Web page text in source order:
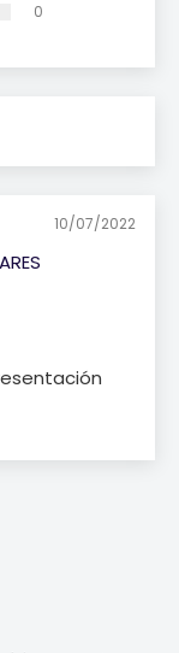
0
10/07/2022